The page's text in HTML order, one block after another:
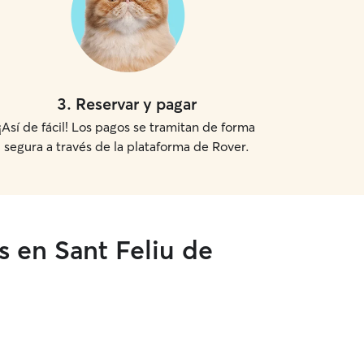
3. Reservar y pagar
¡Así de fácil! Los pagos se tramitan de forma
segura a través de la plataforma de Rover.
en Sant Feliu de